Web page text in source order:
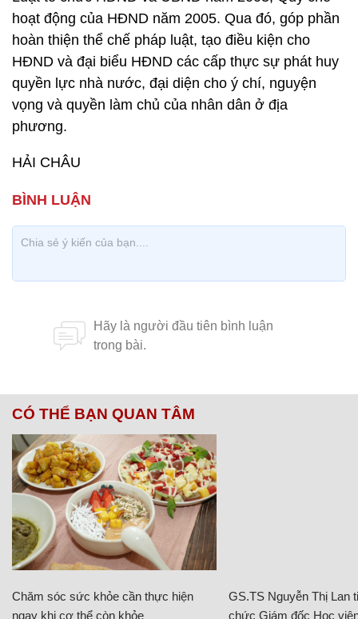
hoạt động của HĐND năm 2005. Qua đó, góp phần
hoàn thiện thể chế pháp luật, tạo điều kiện cho
HĐND và đại biểu HĐND các cấp thực sự phát huy
quyền lực nhà nước, đại diện cho ý chí, nguyện
vọng và quyền làm chủ của nhân dân ở địa
phương.
HẢI CHÂU
CÓ THỂ BẠN QUAN TÂM
Chăm sóc sức khỏe cần thực hiện
ngay khi cơ thể còn khỏe
GS.TS Nguyễn Thị Lan
chức Giám đốc Học